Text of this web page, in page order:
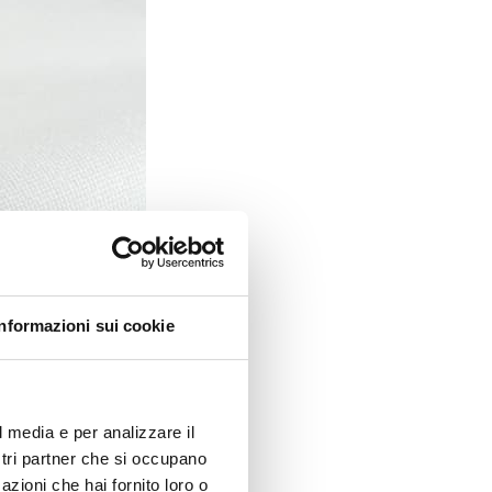
sui cookie
e per analizzare il
partner che si occupano
che hai fornito loro o